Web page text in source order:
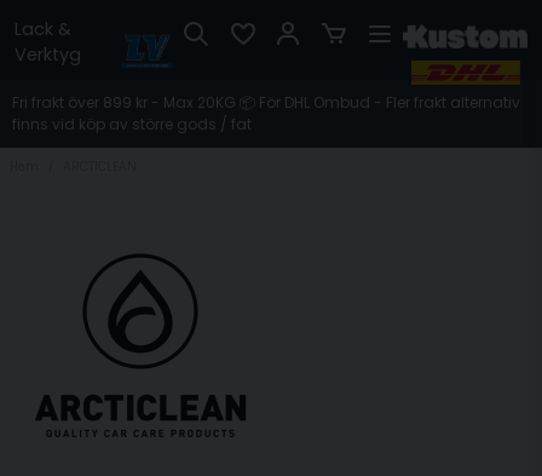
Lack &
Verktyg
Fri frakt över 899 kr - Max 20KG 📦 För DHL Ombud - Fler frakt alternativ
finns vid köp av större gods / fat